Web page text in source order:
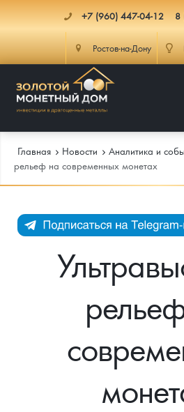
+7 (960) 447-04-12 8
Ростов-на-Дону
Каталог Монет
Инвестиционные монеты
Монеты Царской России
Монеты стран мира после 1950г
Георгий Победоносец
Золотой червонец Сеятель
Инфо
Как сделать заказ
Информация
Распродажа монет и жетонов
Аналитика и события
Итоги 2025 года. Прогноз курсов
Курс золота и серебра
Главная Новости Аналитика и
рельеф на современных монетах